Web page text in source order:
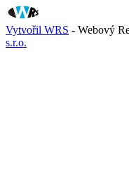
Vytvořil WRS - Webový
s.r.o.